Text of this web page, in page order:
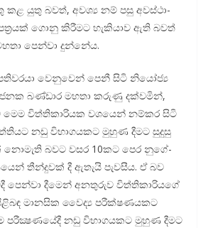
කළ යුතු බවත්, අවශ්‍ය නම් පසු අව­ස්ථා­
ගොනු කිරී­මට හැකි­යාව ඇති බවත්
පෙන්වා දුන්නේය.
වෙනු­වෙන් පෙනී සිටි නියෝජ්‍ය
බණ්ඩාර මහතා කරුණු දක්ව­මින්,
විත්ති­කා­රි­යක වශ­යෙන් නම්කර සිටි
නඩු විභා­ග­ය­කට මුහුණ දීමට සුදුසු
බවට වසර 10කට පෙර නුගේ­
තීන්දු­වක් දී ඇතැයි පැව­සීය. ඒ බව
පෙන්වා දීමෙන් අන­තු­රුව විත්ති­කා­රි­යගේ
මාන­සික වෛද්‍ය පරී­ක්ෂ­ණ­ය­කට
පරී­ක්‍ෂ­ණ­යේදී නඩු විභා­ග­ය­කට මුහුණ දීමට